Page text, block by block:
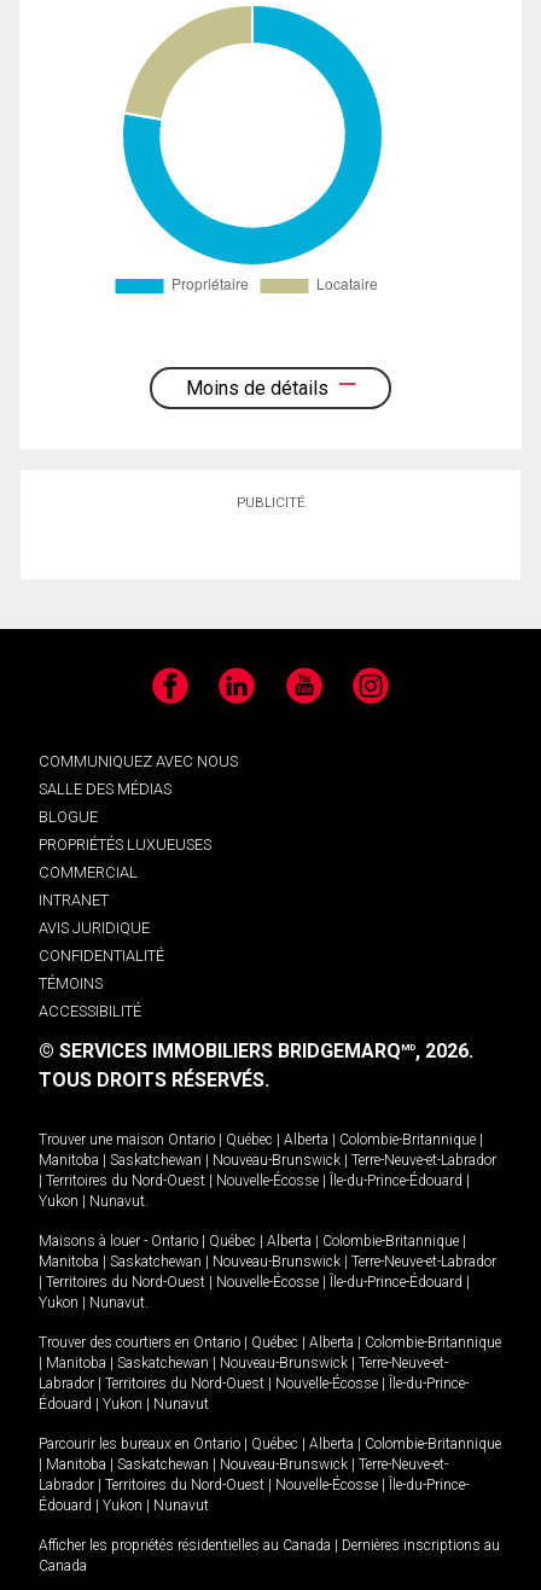
Moins de détails
PUBLICITÉ
Facebook LinkedIn YouTube Instagram
COMMUNIQUEZ AVEC NOUS
SALLE DES MÉDIAS
BLOGUE
PROPRIÉTÉS LUXUEUSES
COMMERCIAL
INTRANET
AVIS JURIDIQUE
CONFIDENTIALITÉ
TÉMOINS
ACCESSIBILITÉ
© SERVICES IMMOBILIERS BRIDGEMARQMD, 2026.
TOUS DROITS RÉSERVÉS.
Trouver une maison Ontario | Québec | Alberta | Colombie-Britannique |
Manitoba | Saskatchewan | Nouveau-Brunswick | Terre-Neuve-et-Labrador
| Territoires du Nord-Ouest | Nouvelle-Écosse | Île-du-Prince-Édouard |
Yukon | Nunavut
Maisons à louer - Ontario | Québec | Alberta | Colombie-Britannique |
Manitoba | Saskatchewan | Nouveau-Brunswick | Terre-Neuve-et-Labrador
| Territoires du Nord-Ouest | Nouvelle-Écosse | Île-du-Prince-Édouard |
Yukon | Nunavut
Trouver des courtiers en Ontario | Québec | Alberta | Colombie-Britannique
| Manitoba | Saskatchewan | Nouveau-Brunswick | Terre-Neuve-et-
Labrador | Territoires du Nord-Ouest | Nouvelle-Écosse | Île-du-Prince-
Édouard | Yukon | Nunavut
Parcourir les bureaux en Ontario | Québec | Alberta | Colombie-Britannique
| Manitoba | Saskatchewan | Nouveau-Brunswick | Terre-Neuve-et-
Labrador | Territoires du Nord-Ouest | Nouvelle-Écosse | Île-du-Prince-
Édouard | Yukon | Nunavut
Afficher les propriétés résidentielles au Canada | Dernières inscriptions au
Canada